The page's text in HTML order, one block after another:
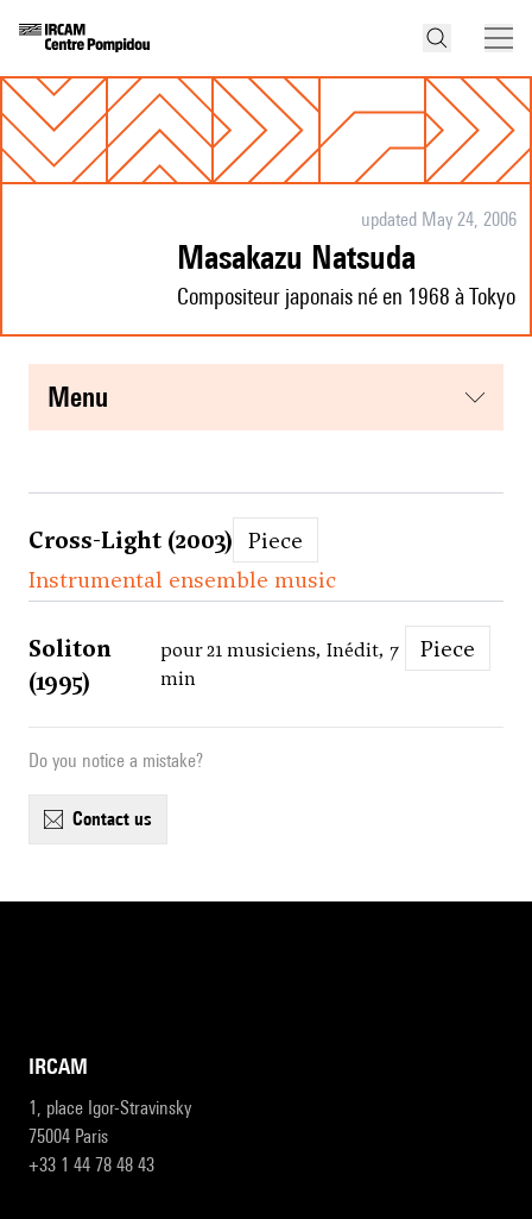
updated May 24, 2006
Masakazu Natsuda
Compositeur japonais né en 1968 à Tokyo
menu
Cross-Light (2003)
Piece
Instrumental ensemble music
Soliton
(1995)
pour 21 musiciens, Inédit, 7
min
Piece
Do you notice a mistake?
contact us
IRCAM
1, place Igor-Stravinsky
75004 Paris
+33 1 44 78 48 43